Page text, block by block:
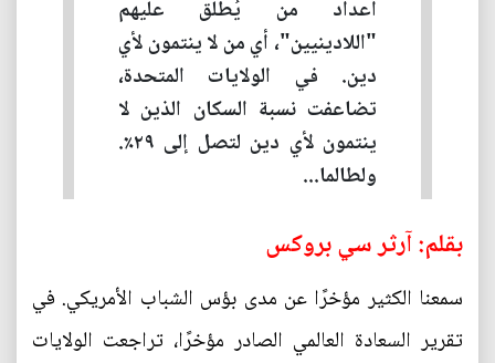
أعداد من يُطلق عليهم
"اللادينيين"، أي من لا ينتمون لأي
دين. في الولايات المتحدة،
تضاعفت نسبة السكان الذين لا
ينتمون لأي دين لتصل إلى ٢٩٪.
ولطالما...
بقلم: آرثر سي بروكس
سمعنا الكثير مؤخرًا عن مدى بؤس الشباب الأمريكي. في
تقرير السعادة العالمي الصادر مؤخرًا، تراجعت الولايات